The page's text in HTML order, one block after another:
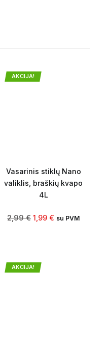
Vasarinis stiklų Nano
valiklis, braškių kvapo
4L
2,99€ 1,99 € su PVM
AKCIJA!
AKCIJA!